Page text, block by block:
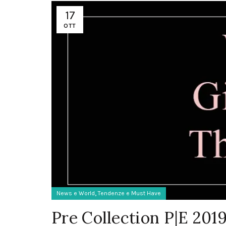
17
OTT
News e World,Tendenze e Must Have
Pre Collection P|E